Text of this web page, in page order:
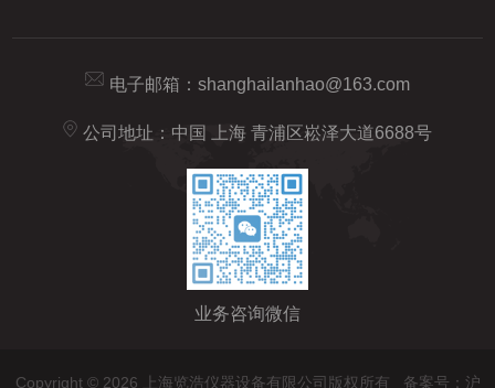
电子邮箱： shanghailanhao@163.com
公司地址：中国 上海 青浦区崧泽大道6688号
业务咨询微信
Copyright © 2026 上海览浩仪器设备有限公司版权所有 备案号：沪